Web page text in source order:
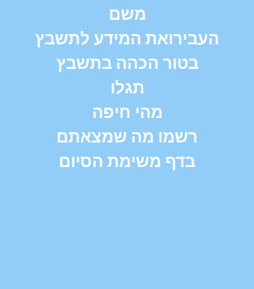
משם
העבירואת המידע לתשבץ
בטור הכהה בתשבץ
תגלו
מהי חיפה
רשמו מה שמצאתם
בדף משימת הסיום